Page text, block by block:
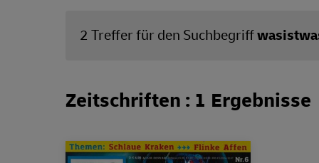
2 Treffer für den Suchbegriff
Zeitschriften : 1 Ergebnisse